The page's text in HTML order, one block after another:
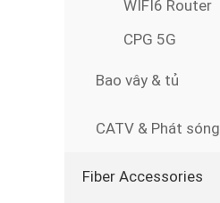
WIFI6 Router
CPG 5G
Bao vây & tủ
CATV & Phát sóng
Fiber Accessories